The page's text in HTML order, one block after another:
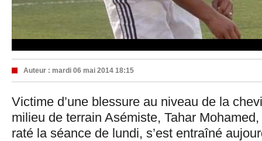
Auteur : mardi 06 mai 2014 18:15
Victime d’une blessure au niveau de la
milieu de terrain Asémiste, Tahar
raté la séance de lundi, s’est entraîné